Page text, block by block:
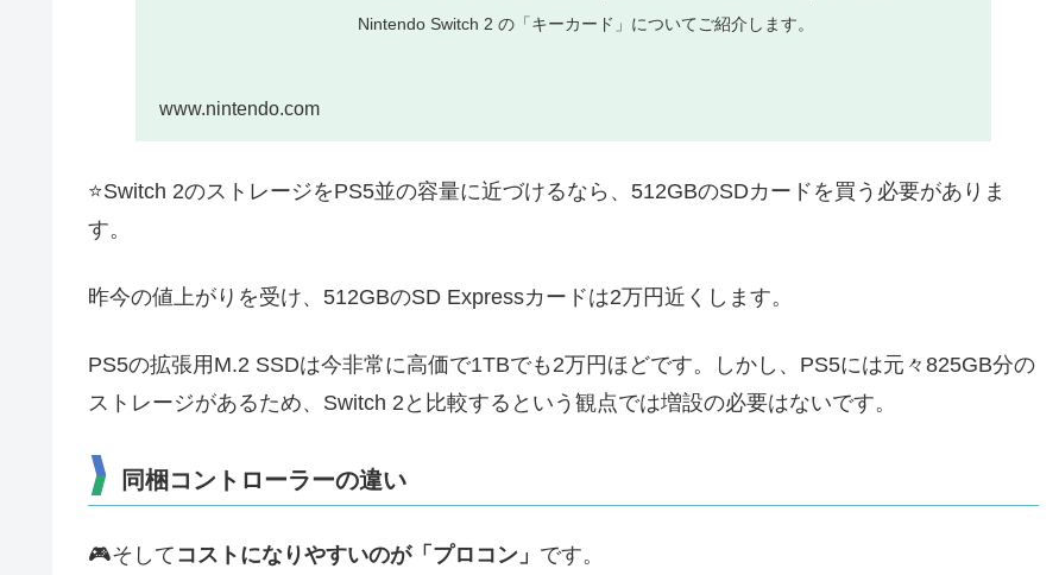
Nintendo Switch 2 の「キーカード」についてご紹介します。
www.nintendo.com
⭐️Switch 2のストレージをPS5並の容量に近づけるなら、512GBのSDカードを買う必要がありま
す。
昨今の値上がりを受け、512GBのSD Expressカードは2万円近くします。
PS5の拡張用M.2 SSDは今非常に高価で1TBでも2万円ほどです。しかし、PS5には元々825GB分の
ストレージがあるため、Switch 2と比較するという観点では増設の必要はないです。
同梱コントローラーの違い
🎮️そして コストになりやすいのが「プロコン」 です。